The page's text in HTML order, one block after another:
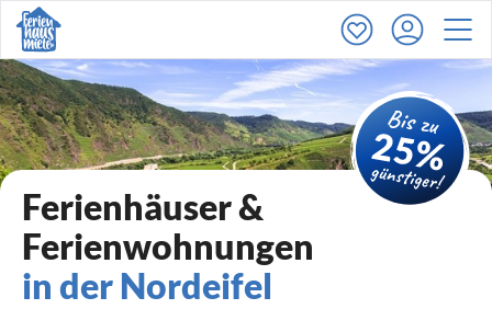
Ferienhäuser &
Ferienwohnungen
in der Nordeifel